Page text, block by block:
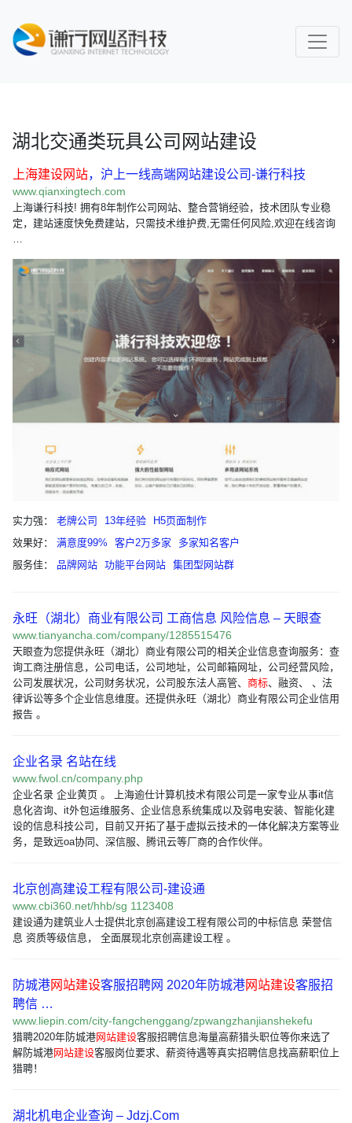
湖北交通类玩具公司网站建设
上海建设网站，沪上一线高端网站建设公司-谦行科技
www.qianxingtech.com
上海谦行科技! 拥有8年制作公司网站、整合营销经验，技术团队专业稳
定，建站速度快免费建站，只需技术维护费,无需任何风险,欢迎在线咨询
…
实力强： 老牌公司 13年经验
H5页面制作
效果好：
满意度99% 客户2万多家
多家知名客户
服务佳：
品牌网站 功能平台网站 集团型网站群
永旺（湖北）商业有限公司 工商信息 风险信息 – 天眼查
www.tianyancha.com/company/1285515476
天眼查为您提供永旺（湖北）商业有限公司的相关企业信息查询服务：查
询工商注册信息，公司电话，公司地址，公司邮箱网址，公司经营风险，
公司发展状况，公司财务状况，公司股东法人高管、 商标、融资、 、法
律诉讼等多个企业信息维度。还提供永旺（湖北）商业有限公司企业信用
报告 。
企业名录 名站在线
www.fwol.cn/company.php
企业名录 企业黄页 。 上海逾仕计算机技术有限公司是一家专业从事it信
息化咨询、it外包运维服务、企业信息系统集成以及弱电安装、智能化建
设的信息科技公司，目前又开拓了基于虚拟云技术的一体化解决方案等业
务，是致远oa协同、深信服、腾讯云等厂商的合作伙伴。
北京创高建设工程有限公司-建设通
www.cbi360.net/hhb/sg 1123408
建设通为建筑业人士提供北京创高建设工程有限公司的中标信息 荣誉信
息 资质等级信息， 全面展现北京创高建设工程 。
防城港网站建设客服招聘网 2020年防城港网站建设客服招
聘信 …
www.liepin.com/city-fangchenggang/zpwangzhanjianshekefu
猎聘2020年防城港网站建设客服招聘信息海量高薪猎头职位等你来选了
解防城港网站建设客服岗位要求、薪资待遇等真实招聘信息找高薪职位上
猎聘！
湖北机电企业查询 – Jdzj.Com